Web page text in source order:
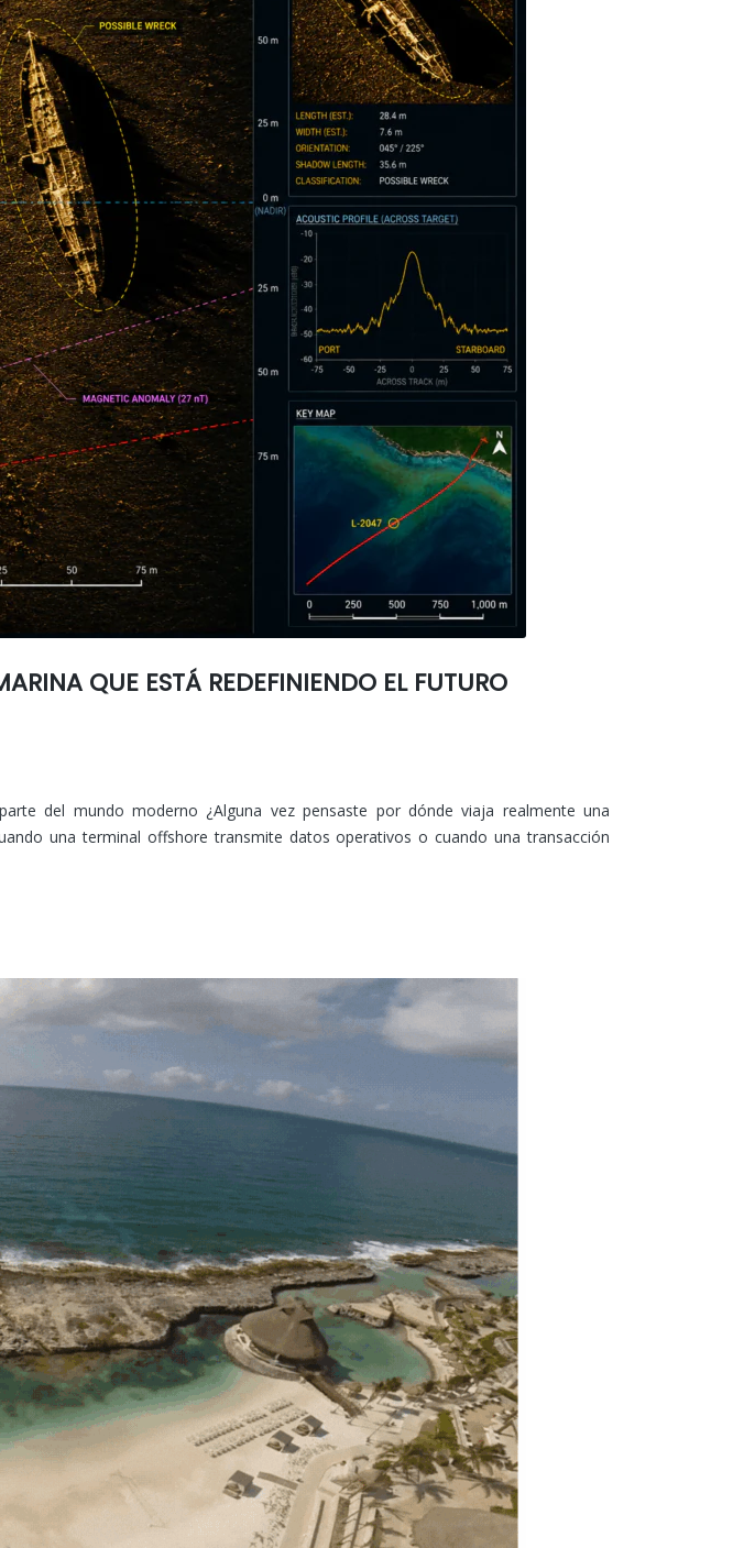
QUE ESTÁ REDEFINIENDO EL FUTURO
del mundo moderno ¿Alguna vez pensaste por dónde viaja realmente una
una terminal offshore transmite datos operativos o cuando una transacción